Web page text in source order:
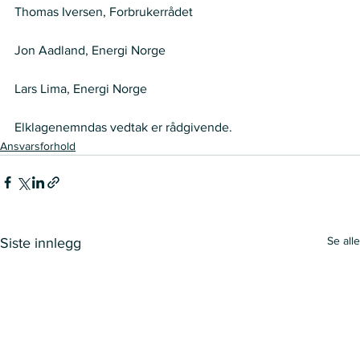
Thomas Iversen, Forbrukerrådet
Jon Aadland, Energi Norge
Lars Lima, Energi Norge
Elklagenemndas vedtak er rådgivende.
Ansvarsforhold
Siste innlegg Se alle